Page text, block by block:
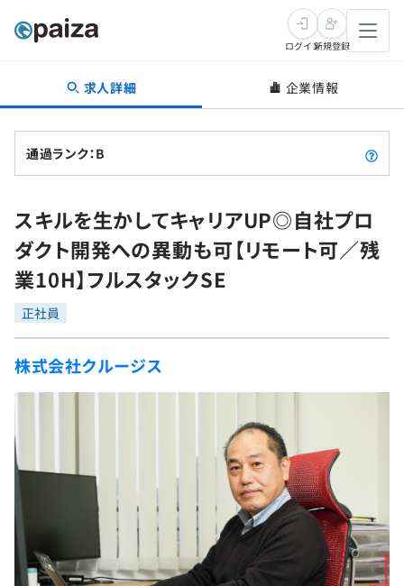
転職・キャリア
転職成功ガイド
転職エージェント
インタビュー
転職成功ガイド
新卒就活
求人検索
本選考
インターン
新卒エージェント
就活成功ガイド
学習
問題集
4択課題
個人向けプラン
プログラミング言語
ゲーム・マンガ
Tech Team Journal
paizaとは？
ログイン新規登録
求人詳細 企業情報
通過ランク：B
スキルを生かしてキャリアUP◎自社プロ
ダクト開発への異動も可【リモート可／残
業10H】フルスタックSE
正社員
株式会社クルージス